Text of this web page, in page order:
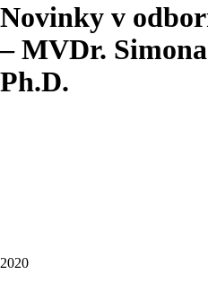
Novinky v
– MVDr.
Ph.D.
2020